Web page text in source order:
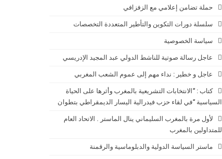
حملة تضامن إعلامي مع الزفزافي
سلسلة دورات التكوين والتأطير المتعددة التخصصات
سياسة الخصوصية
عاجل رسالة صوتية للناشط الدولي عبد المجيد الإدريسي
عاجل و خطير : نداء مهم إلى عموم الشعب المغربي
كتاب : “الانتخابات التشريعية بالمغرب وأثرها على الحياة
السياسية “في لقاء حزب فيدرالية اليسار الديمقراطي بتطوان
لأول مرة بالمغرب السليماني ينال الماستر . الاتحاد العام
للمتداولين بالمغرب
ماستر السياسة الدولية والدبلوماسية والرقمنة